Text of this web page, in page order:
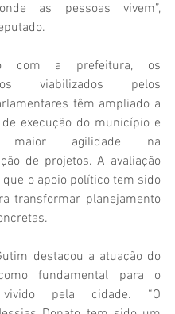
as pessoas vivem”,
com a prefeitura, os
viabilizados pelos
têm ampliado a
execução do município e
maior agilidade na
de projetos. A avaliação
que o apoio político tem sido
transformar planejamento
destacou a atuação do
fundamental para o
vivido pela cidade. “O